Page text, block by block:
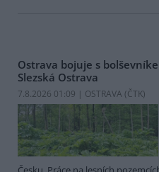
Ostrava bojuje s
Slezská Ostrava
7.8.2026 01:09 | OSTRAVA (ČTK)